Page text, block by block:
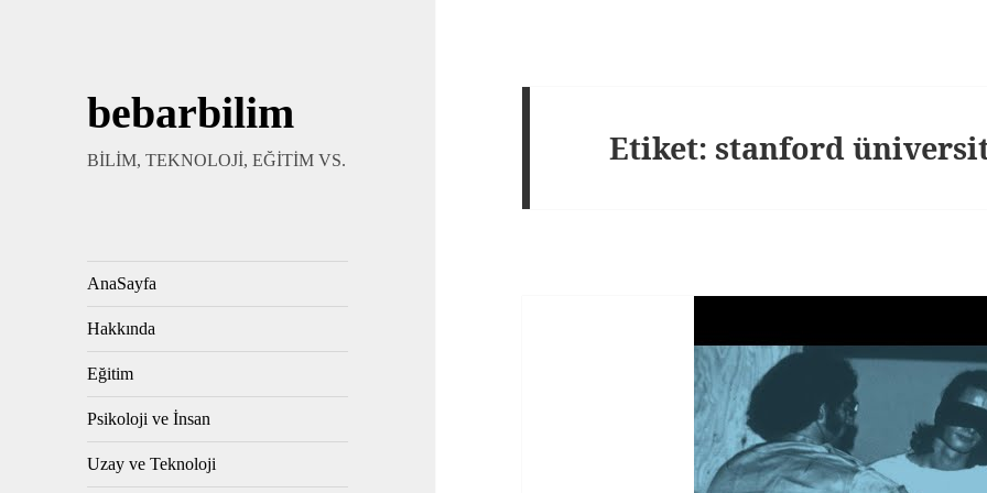
bebarbilim
BİLİM, TEKNOLOJİ, EĞİTİM VS.
AnaSayfa
Hakkında
Eğitim
Psikoloji ve İnsan
Uzay ve Teknoloji
Etiket:stanford